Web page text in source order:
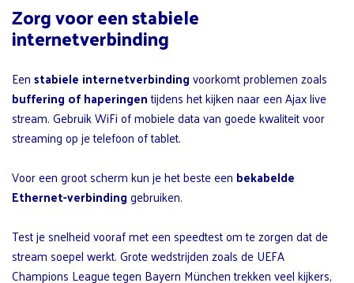
Zorg voor een stabiele
internetverbinding
Eenstabiele internetverbindingvoorkomt problemen zoals
buffering of haperingentijdens het kijken naar een Ajax live
stream. Gebruik WiFi of mobiele data van goede kwaliteit voor
streaming op je telefoon of tablet.
Voor een groot scherm kun je het beste een bekabelde
Ethernet-verbindinggebruiken.
Test je snelheid vooraf met een speedtest om te zorgen dat de
stream soepel werkt. Grote wedstrijden zoals de UEFA
Champions League tegen Bayern München trekken veel kijkers,